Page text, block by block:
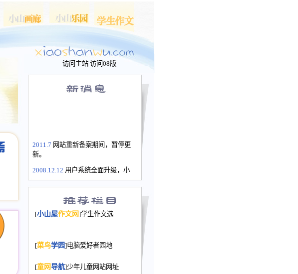
访问主站 访问08版
2011.7 网站重新备案期间，暂停更
新。
2008.12.12 用户系统全面升级，小
山屋主站、作文网、学生作文、家
长会、家园网－个人空间，用户一
次注册全部通行。
2008.12.12家园网正式运行，域
年，2009版提前启用，小山屋全面
小山画廊均增加多个新栏目。。
[小山屋作文网]学生作文选
[菜鸟学园]电脑爱好者园地
[童网导航]少年儿童网站网址